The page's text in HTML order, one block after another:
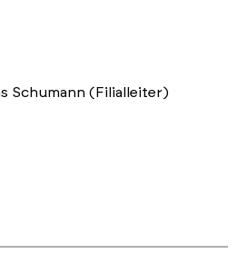
Schumann (Filialleiter)